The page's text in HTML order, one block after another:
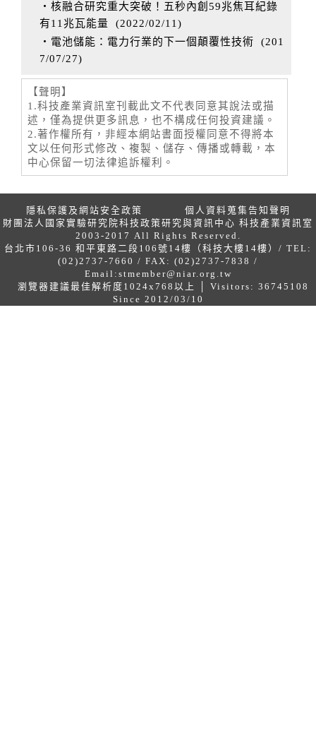
‧核融合研究重大突破！五秒內創59兆焦耳紀錄
有11兆瓦能量 (2022/02/11)
‧電池儲能：電力行業的下一個顛覆性技術 (201
7/07/27)
【聲明】
1.科技產業資訊室刊載此文不代表同意其說法或描
述，僅為提供更多訊息，也不構成任何投資建議。
2.著作權所有，非經本網站書面授權同意不得將本
文以任何形式修改、複製、儲存、傳播或轉載，本
中心保留一切法律追訴權利。
隱私保護及網站安全政策
個人資料蒐集告知聲明
財團法人國家實驗研究院科技政策研究與資訊中心 科技產業資訊室
2003-2017 All Rights Reserved.
台北市106-36 和平東路二段106號14樓（科技大樓14樓）/ TEL:
(02)2737-7660 / FAX: (02)2737-7838 /
Email: stmember@niar.org.tw
瀏覽器建議最佳解析度1024x768以上 │ Visitors: 36745108
Since 2012/03/10